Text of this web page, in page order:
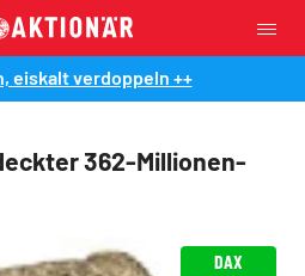
eiskalt verdoppeln ++
362-Millionen-
DAX